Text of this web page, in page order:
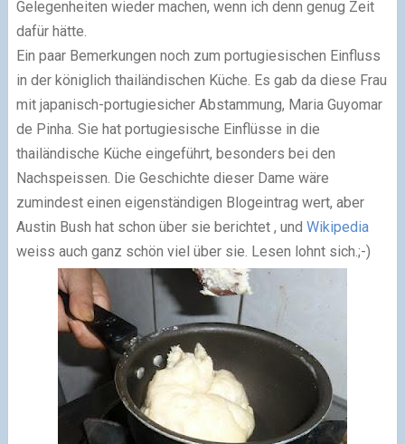
Gelegenheiten wieder machen, wenn ich denn genug Zeit
dafür hätte.
Ein paar Bemerkungen noch zum portugiesischen Einfluss
in der königlich thailändischen Küche. Es gab da diese Frau
mit japanisch-portugiesicher Abstammung, Maria Guyomar
de Pinha. Sie hat portugiesische Einflüsse in die
thailändische Küche eingeführt, besonders bei den
Nachspeissen. Die Geschichte dieser Dame wäre
zumindest einen eigenständigen Blogeintrag wert, aber
Austin Bush hat schon über sie berichtet , und Wikipedia
weiss auch ganz schön viel über sie. Lesen lohnt sich.;-)